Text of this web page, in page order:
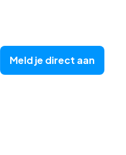
Meld je direct aan